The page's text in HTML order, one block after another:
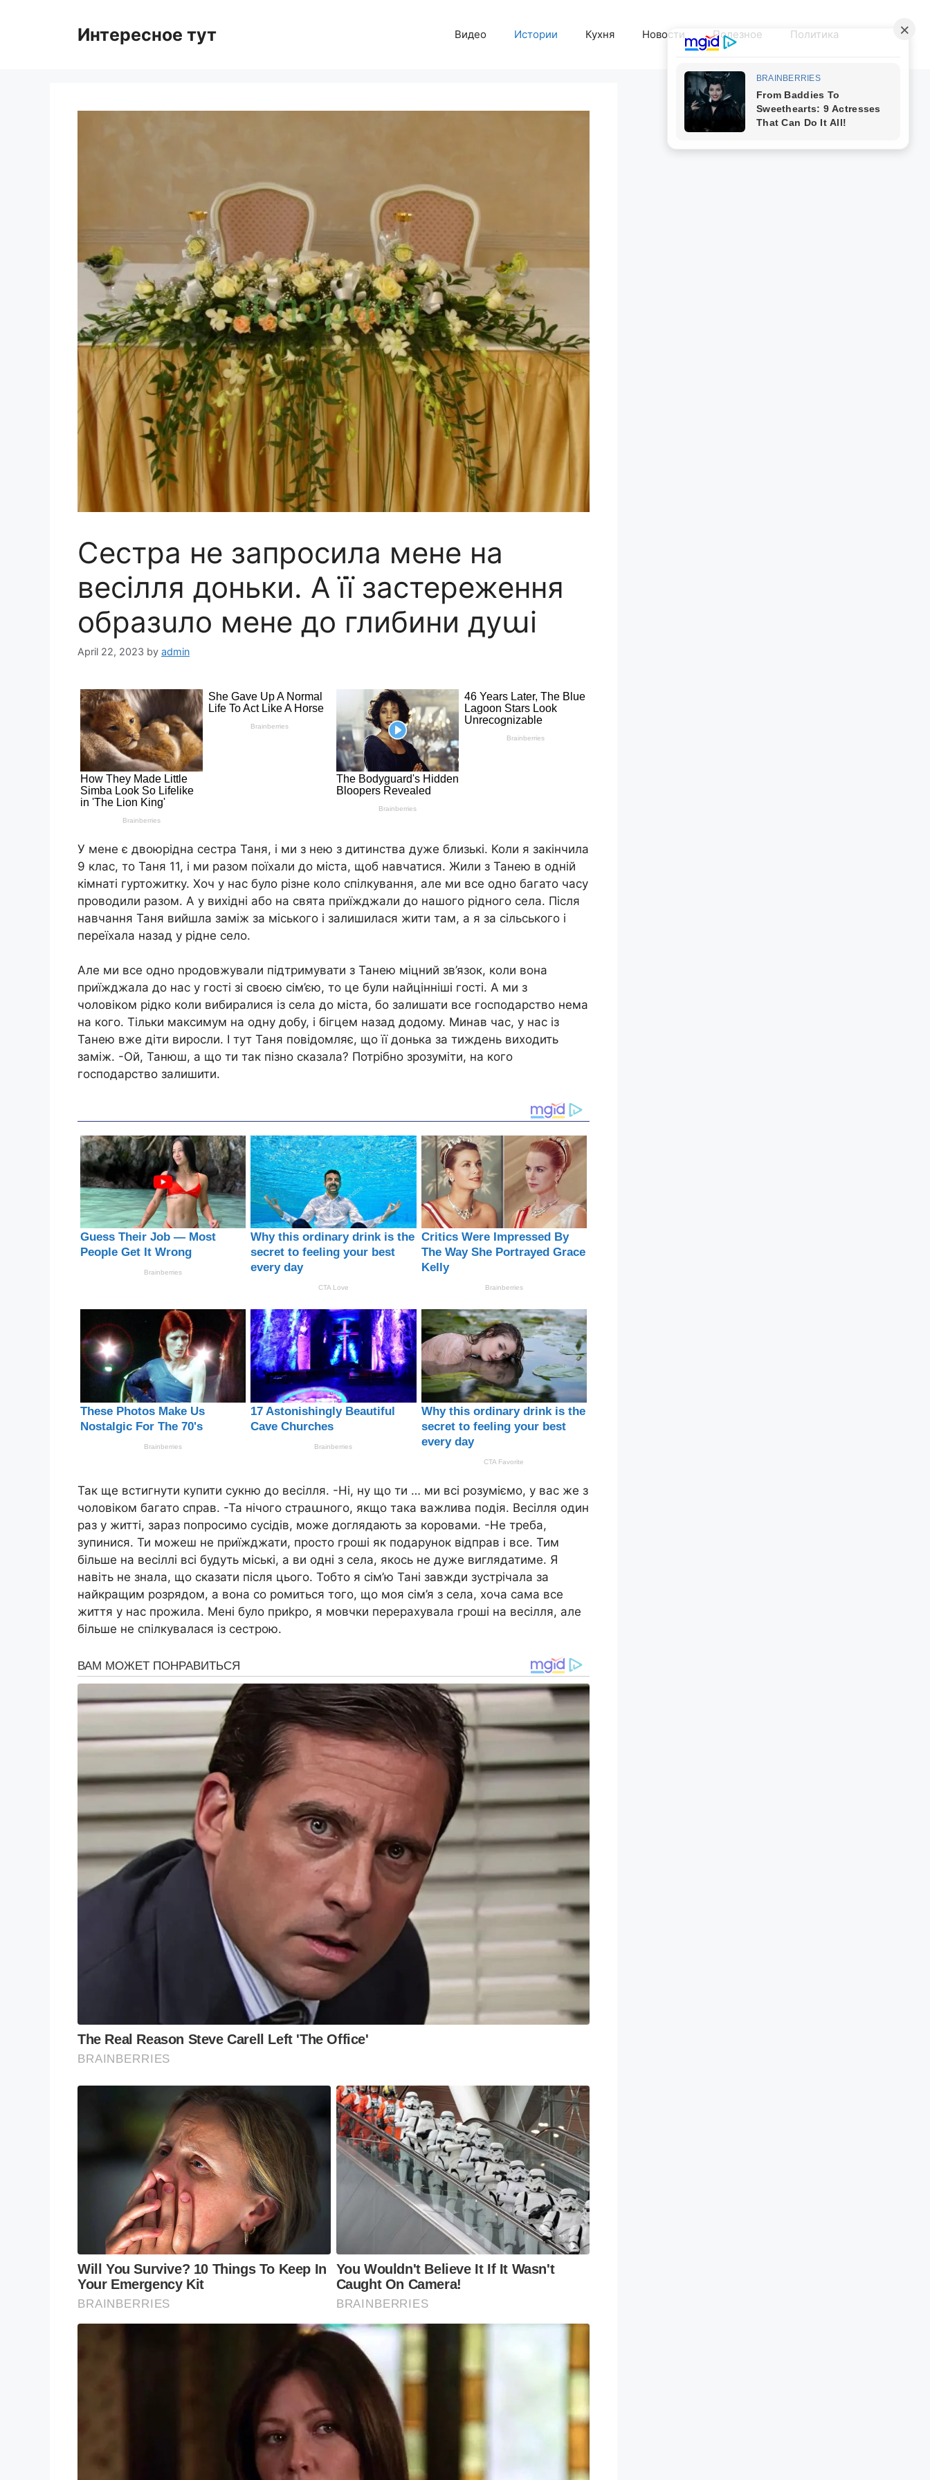
Интересное тут Видео Истории Кухня Новости Полезное Политика
Сестра не запросила мене на
весілля доньки. А її застереження
образuло мене до глибини дуաі
April 22, 2023 by admin
У мене є двоюрідна сестра Таня, і ми з нею з дитинства дуже близькі. Коли я закінчила
9 клас, то Таня 11, і ми разом поїхали до міста, щоб навчатися. Жили з Танею в одній
кімнаті гуртожитку. Хоч у нас було різне коло спілкування, але ми все одно багато часу
проводили разом. А у вихідні або на свята приїжджали до нашого рідного села. Після
навчання Таня вийшла заміж за міського і залишилася жити там, а я за сільського і
переїхала назад у рідне село.
Але ми все одно nродовжували підтримувати з Танею міцний зв’язок, коли вона
приїжджала до нас у гості зі своєю сім’єю, то це були найцінніші гості. А ми з
чоловіком рідко коли вибиралися із села до міста, бо залишати все господарство нема
на кого. Тільки максимум на одну добу, і бігцем назад додому. Минав час, у нас із
Танею вже діти виросли. І тут Таня повідомляє, що її донька за тиждень виходить
заміж. -Ой, Танюш, а що ти так пізно сказала? Потрібно зрозуміти, на кого
господарство залишити.
Так ще встигнути купити сукню до весілля. -Ні, ну що ти … ми всі розуміємо, у вас же з
чоловіком багато справ. -Та нічого страաного, якщо така важлива подія. Весілля один
раз у житті, зараз попросимо сусідів, може доглядають за коровами. -Не треба,
зупинися. Ти можеш не приїжджати, просто гроші як подарунок відправ і все. Тим
більше на весіллі всі будуть міські, а ви одні з села, якось не дуже виглядатиме. Я
навіть не знала, що сказати після цього. Тобто я сім’ю Тані завжди зустрічала за
найкращим розрядом, а вона со ромиться того, що моя сім’я з села, хоча сама все
життя у нас прожила. Мені було приkро, я мовчки перерахувала гроші на весілля, але
більше не спілкувалася із сестрою.